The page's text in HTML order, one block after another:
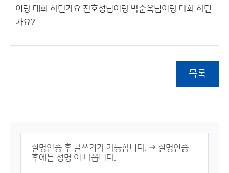
이랑 대화 하던가요 전호성님이랑 박순옥님이랑 대화 하던
가요?
목록